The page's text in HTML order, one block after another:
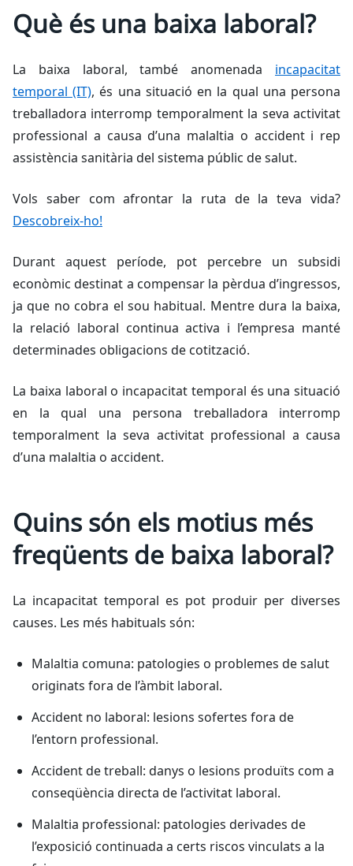
Què és una baixa laboral?
La baixa laboral, també anomenada incapacitat
temporal (IT), és una situació en la qual una persona
treballadora interromp temporalment la seva activitat
professional a causa d’una malaltia o accident i rep
assistència sanitària del sistema públic de salut.
Vols saber com afrontar la ruta de la teva vida?
Descobreix-ho!
Durant aquest període, pot percebre un subsidi
econòmic destinat a compensar la pèrdua d’ingressos,
ja que no cobra el sou habitual. Mentre dura la baixa,
la relació laboral continua activa i l’empresa manté
determinades obligacions de cotització.
La baixa laboral o incapacitat temporal és una situació
en la qual una persona treballadora interromp
temporalment la seva activitat professional a causa
d’una malaltia o accident.
Quins són els motius més
freqüents de baixa laboral?
La incapacitat temporal es pot produir per diverses
causes. Les més habituals són:
Malaltia comuna: patologies o problemes de salut
originats fora de l’àmbit laboral.
Accident no laboral: lesions sofertes fora de
l’entorn professional.
Accident de treball: danys o lesions produïts com a
conseqüència directa de l’activitat laboral.
Malaltia professional: patologies derivades de
l’exposició continuada a certs riscos vinculats a la